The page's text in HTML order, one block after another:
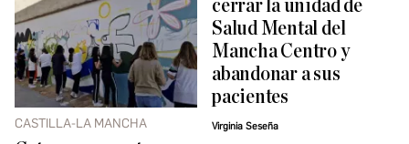
CASTILLA-LA MANCHA
cerrar la unidad de
Salud Mental del
Mancha Centro y
abandonar a sus
pacientes
Virginia Seseña